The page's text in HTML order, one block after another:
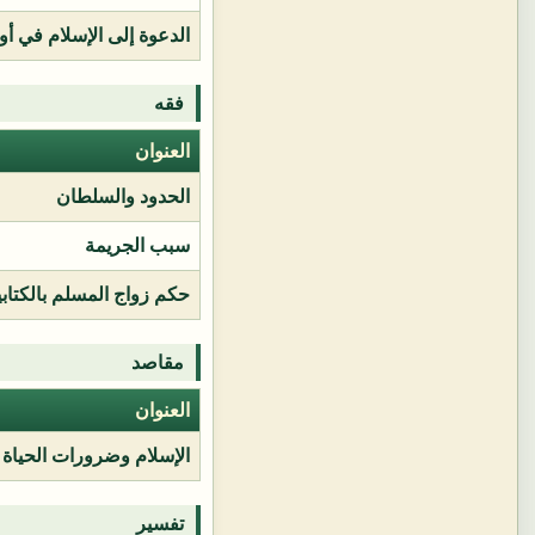
الدعوة إلى الإسلام في
فقه
العنوان
الحدود والسلطان
سبب الجريمة
حكم زواج المسلم
مقاصد
العنوان
الإسلام وضرورات الحياة
تفسير